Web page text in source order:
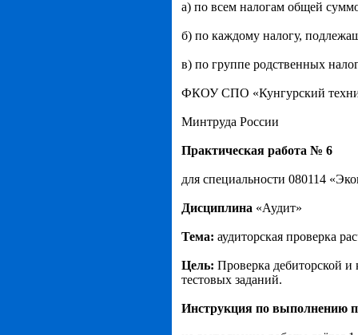
а) по всем налогам общей
б) по каждому налогу,
в) по группе родственных
ФКОУ СПО «Кунгурский
Минтруда России
Практическая работа № 6
для специальности 080114
Дисциплина «Аудит»
Тема: аудиторская проверка
Цель: Проверка дебиторской
тестовых заданий.
Инструкция по выполнению